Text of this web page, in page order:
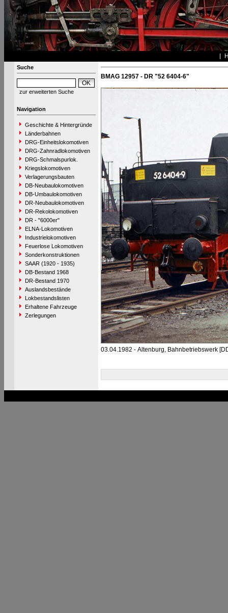
Suche
zur erweiterten Suche
Navigation
Geschichte & Hintergründe
Länderbahnen
DRG-Einheitslokomotiven
DRG-Zahnradlokomotiven
DRG-Schmalspurlok.
Kriegslokomotiven
Verlagerungsbauten
DB-Neubaulokomotiven
DB-Umbaulokomotiven
DR-Neubaulokomotiven
DR-Rekolokomotiven
DR - "6000er"
ELNA-Lokomotiven
Industrielokomotiven
Feuerlose Lokomotiven
Sonderkonstruktionen
SAAR (1920 - 1935)
DB-Bestand 1968
DR-Bestand 1970
Auslandsbestände
Lokbestandslisten
Erhaltene Fahrzeuge
Zerlegungen
BMAG 12957 - DR "52 6404-6"
03.04.1982 - Altenburg, Bahnbetriebswerk